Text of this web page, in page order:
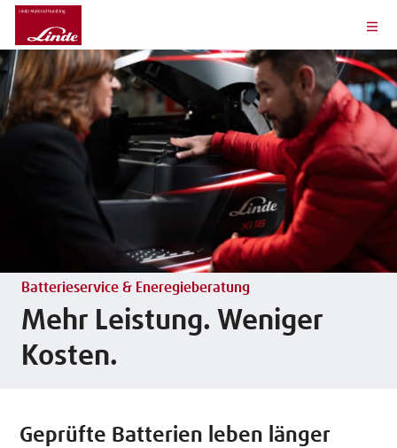
Batterieservice & Eneregieberatung
Mehr Leistung. Weniger
Kosten.
Geprüfte Batterien leben länger